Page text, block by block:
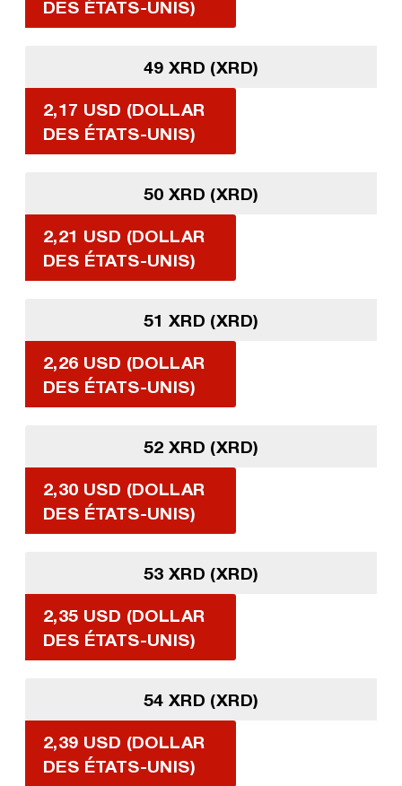
DES ÉTATS-UNIS)
49 XRD (XRD)
2,17 USD (DOLLAR
DES ÉTATS-UNIS)
50 XRD (XRD)
2,21 USD (DOLLAR
DES ÉTATS-UNIS)
51 XRD (XRD)
2,26 USD (DOLLAR
DES ÉTATS-UNIS)
52 XRD (XRD)
2,30 USD (DOLLAR
DES ÉTATS-UNIS)
53 XRD (XRD)
2,35 USD (DOLLAR
DES ÉTATS-UNIS)
54 XRD (XRD)
2,39 USD (DOLLAR
DES ÉTATS-UNIS)